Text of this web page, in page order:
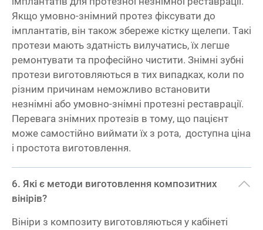
Якщо умовно-знімний протез фіксувати до
імплантатів, він також збереже кістку щелепи. Такі
протези мають здатність вилучатись, їх легше
ремонтувати та професійно чистити. Знімні зубні
протези виготовляються в тих випадках, коли по
різним причинам неможливо встановити
незнімні або умовно-знімні протезні реставрації.
Перевага знімних протезів в тому, що пацієнт
може самостійно виймати їх з рота, доступна ціна
і простота виготовлення.
Які є методи виготовлення композитних
вінірів?
Вініри з композиту виготовляються у кабінеті